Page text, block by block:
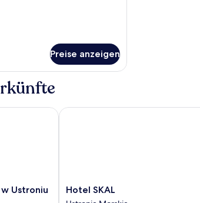
Preise anzeigen
w Ustroniu
Ustroniu Morskim
Hotel
SKAL
Hotel SKAL
Hotel SKAL